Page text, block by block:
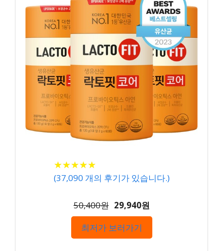
★★★★★
★★★★★
(37,090 개의 후기가 있습니다.)
50,400원 29,940원
최저가 보러가기